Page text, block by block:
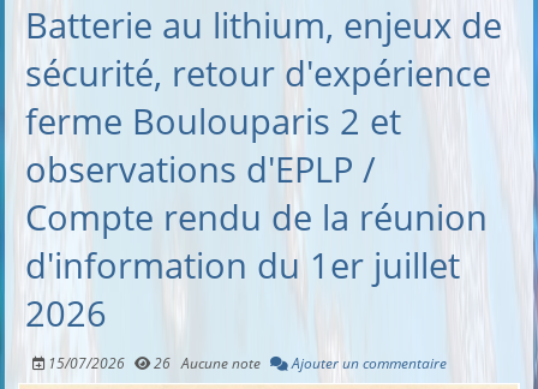
Batterie au lithium, enjeux de
sécurité, retour d'expérience
ferme Boulouparis 2 et
observations d'EPLP /
Compte rendu de la réunion
d'information du 1er juillet
2026
15/07/2026 26 Aucune note Ajouter un commentaire